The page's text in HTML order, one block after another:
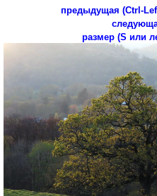
предыдущая (Ctrl-
размер (S или